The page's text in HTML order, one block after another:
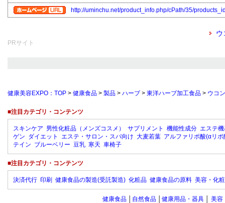
http://uminchu.net/product_info.php/cPath/35/
ウ
PRサイト
健康美容EXPO：TOP > 健康食品 > 製品 > ハーブ > 東洋ハーブ加工食品 > ウコン
■注目カテゴリ・コンテンツ
スキンケア 男性化粧品（メンズコスメ） サプリメント 機能性成分 エステ
ゲン ダイエット エステ・サロン・スパ向け 大麦若葉 アルファリポ酸(αリポ
テイン ブルーベリー 豆乳 寒天 車椅子
■注目カテゴリ・コンテンツ
決済代行 印刷 健康食品の製造(受託製造) 化粧品 健康食品の原料 美容・化
健康食品 自然食品 健康用品・器具 美容